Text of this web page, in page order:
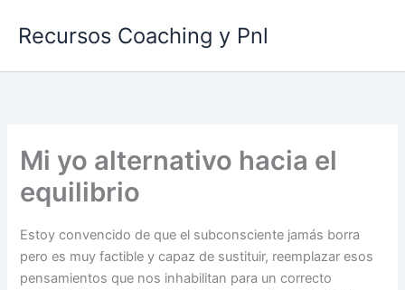
Recursos Coaching y Pnl
Mi yo alternativo hacia el
equilibrio
Estoy convencido de que el subconsciente jamás borra
pero es muy factible y capaz de sustituir, reemplazar esos
pensamientos que nos inhabilitan para un correcto